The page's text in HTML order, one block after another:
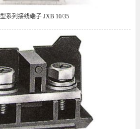
系列接线端子 JXB 10/35